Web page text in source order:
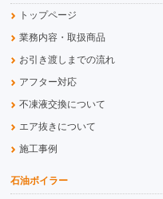
トップページ
業務内容・取扱商品
お引き渡しまでの流れ
アフター対応
不凍液交換について
エア抜きについて
施工事例
石油ボイラー